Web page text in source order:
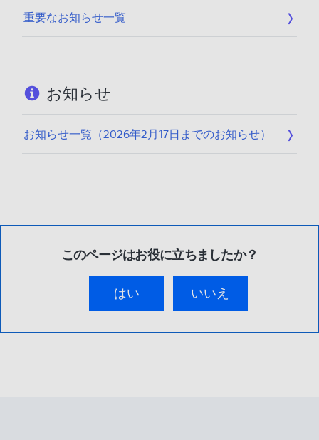
重要なお知らせ一覧
お知らせ
お知らせ一覧（2026年2月17日までのお知らせ）
このページはお役に立ちましたか？
はい いいえ